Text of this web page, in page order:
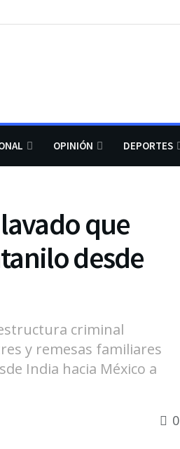
OPINIÓN DEPORTES
que
desde
criminal
y remesas familiares
India hacia México a
0